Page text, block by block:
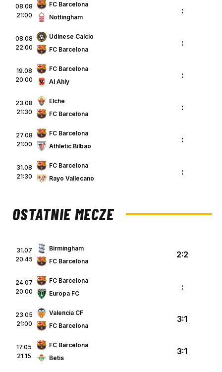
08.08
21:00
FC Barcelona
Nottingham
:
08.08
22:00
Udinese Calcio
FC Barcelona
:
19.08
20:00
FC Barcelona
Al Ahly
:
23.08
21:30
Elche
FC Barcelona
:
27.08
21:00
FC Barcelona
Athletic Bilbao
:
31.08
21:30
FC Barcelona
Rayo Vallecano
:
OSTATNIE MECZE
31.07
20:45
Birmingham
FC Barcelona
2:2
24.07
20:00
FC Barcelona
Europa FC
:
23.05
21:00
Valencia CF
FC Barcelona
3:1
17.05
21:15
FC Barcelona
Betis
3:1